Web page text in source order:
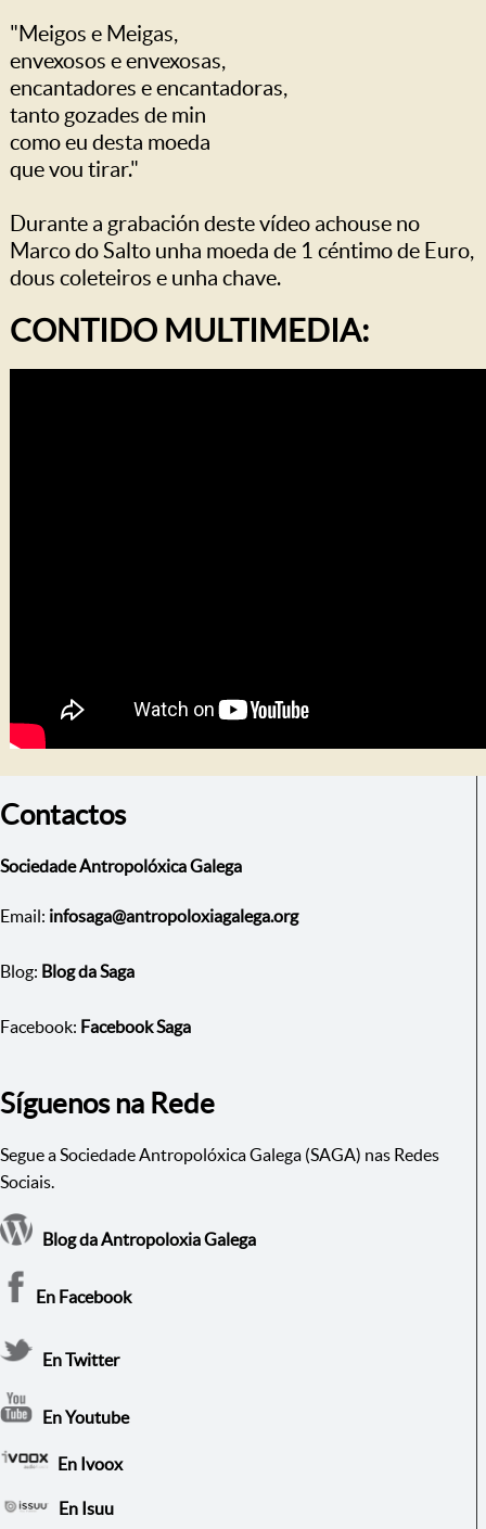
"Meigos e Meigas,
envexosos e envexosas,
encantadores e encantadoras,
tanto gozades de min
como eu desta moeda
que vou tirar."
Durante a grabación deste vídeo achouse no
Marco do Salto unha moeda de 1 céntimo de Euro,
dous coleteiros e unha chave.
CONTIDO MULTIMEDIA:
Contactos
Sociedade Antropolóxica Galega
Email: infosaga@antropoloxiagalega.org
Blog: Blog da Saga
Facebook: Facebook Saga
Síguenos na Rede
Segue a Sociedade Antropolóxica Galega (SAGA) nas Redes
Sociais.
Blog da Antropoloxia Galega
En Facebook
En Twitter
En Youtube
En Ivoox
En Isuu